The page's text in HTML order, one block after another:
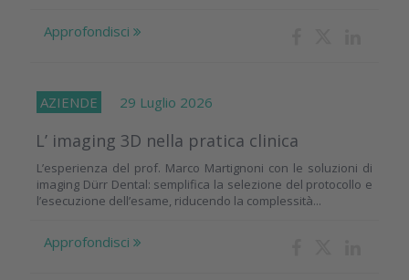
Approfondisci
AZIENDE 29 Luglio 2026
L’ imaging 3D nella pratica clinica
L’esperienza del prof. Marco Martignoni con le soluzioni di
imaging Dürr Dental: semplifica la selezione del protocollo e
l’esecuzione dell’esame, riducendo la complessità...
Approfondisci